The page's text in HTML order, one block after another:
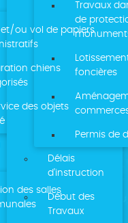
et/ou vol de papiers
chiens
des objets
des salles
Travaux
de
foncières
Permis de
Délais
d’instruction
Début des
Travaux
MAIRIE DE LE BOIS
49 rue de la Bottelière
73260 LE BOIS
Tél : 04 79 24 22 63